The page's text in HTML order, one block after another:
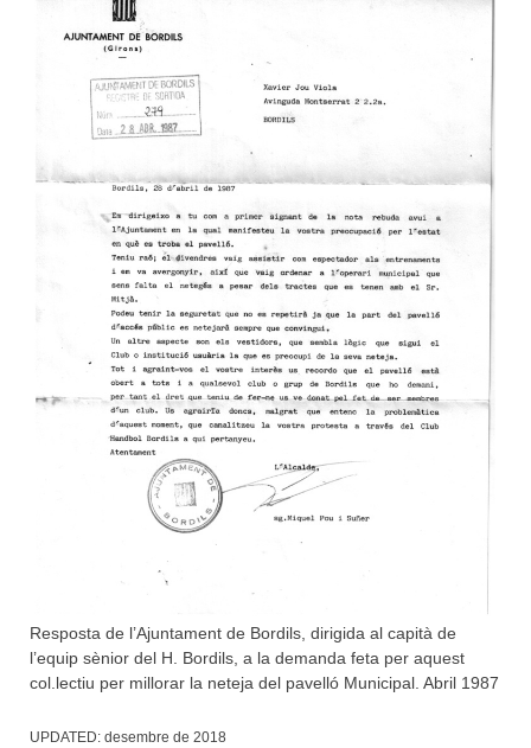
Resposta de l’Ajuntament de Bordils, dirigida al capità de
l’equip sènior del H. Bordils, a la demanda feta per aquest
col.lectiu per millorar la neteja del pavelló Municipal. Abril 1987
UPDATED: desembre de 2018